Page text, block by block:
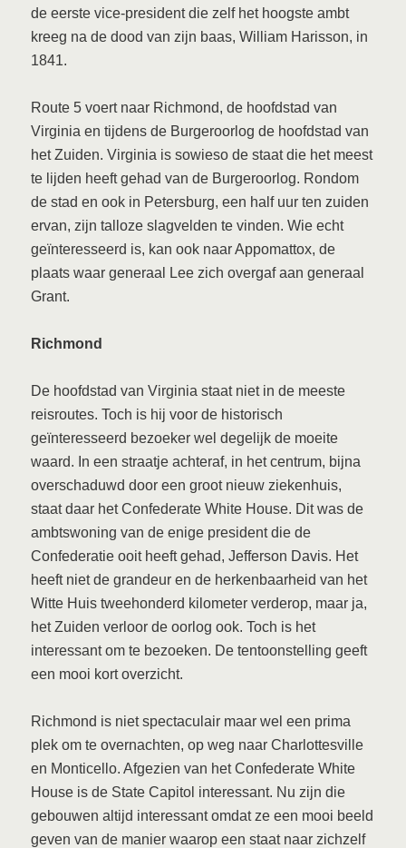
de eerste vice-president die zelf het hoogste ambt
kreeg na de dood van zijn baas, William Harisson, in
1841.
Route 5 voert naar Richmond, de hoofdstad van
Virginia en tijdens de Burgeroorlog de hoofdstad van
het Zuiden. Virginia is sowieso de staat die het meest
te lijden heeft gehad van de Burgeroorlog. Rondom
de stad en ook in Petersburg, een half uur ten zuiden
ervan, zijn talloze slagvelden te vinden. Wie echt
geïnteresseerd is, kan ook naar Appomattox, de
plaats waar generaal Lee zich overgaf aan generaal
Grant.
Richmond
De hoofdstad van Virginia staat niet in de meeste
reisroutes. Toch is hij voor de historisch
geïnteresseerd bezoeker wel degelijk de moeite
waard. In een straatje achteraf, in het centrum, bijna
overschaduwd door een groot nieuw ziekenhuis,
staat daar het Confederate White House. Dit was de
ambtswoning van de enige president die de
Confederatie ooit heeft gehad, Jefferson Davis. Het
heeft niet de grandeur en de herkenbaarheid van het
Witte Huis tweehonderd kilometer verderop, maar ja,
het Zuiden verloor de oorlog ook. Toch is het
interessant om te bezoeken. De tentoonstelling geeft
een mooi kort overzicht.
Richmond is niet spectaculair maar wel een prima
plek om te overnachten, op weg naar Charlottesville
en Monticello. Afgezien van het Confederate White
House is de State Capitol interessant. Nu zijn die
gebouwen altijd interessant omdat ze een mooi beeld
geven van de manier waarop een staat naar zichzelf